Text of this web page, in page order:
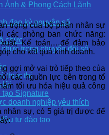
Ảnh & Phong Cách Lãnh
đạo kỷ nguyên số
chức
trong chuyển đổi số
thực thi
lõi
Signature
doanh nghiệp yêu thích
tư đào tạo
trọng của bộ phận nhân sự
các phòng ban chức năng:
Kế toán,…để đảm bảo
cho kết quả kinh doanh.
gợi mở vai trò tiếp theo của
các nguồn lực bên trong tổ
tối ưu hóa hiệu quả công
nhân sự, có 5 giá trị được để